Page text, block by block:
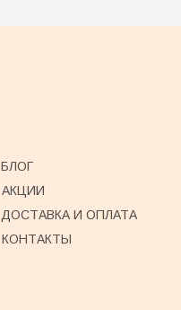
БЛОГ
КОНТАКТЫ
АКЦИИ
ДОСТАВКА И ОПЛАТА